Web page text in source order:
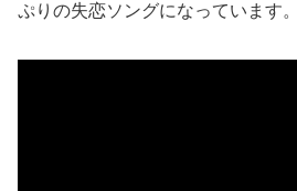
ぷりの失恋ソングになっています。